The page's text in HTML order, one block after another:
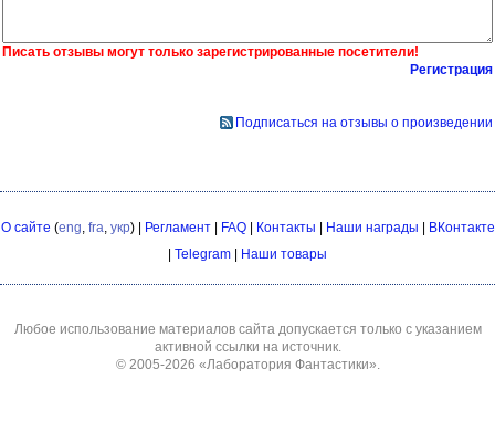
Писать отзывы могут только зарегистрированные посетители!
Регистрация
Подписаться на отзывы о произведении
О сайте (eng fra укр) | Регламент| FAQ| Контакты | Наши награды | ВКонтакте
| Telegram | Наши товары
Любое использование материалов сайта допускается только с указанием
активной ссылки на источник.
© 2005-2026 «Лаборатория Фантастики»